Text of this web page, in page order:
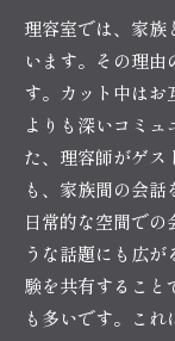
理容室では、家族
います。その理由
す。カット中は
よりも深いコミュ
た、理容師がゲス
も、家族間の会
日常的な空間で
うな話題にも広
験を共有すること
も多いです。これ